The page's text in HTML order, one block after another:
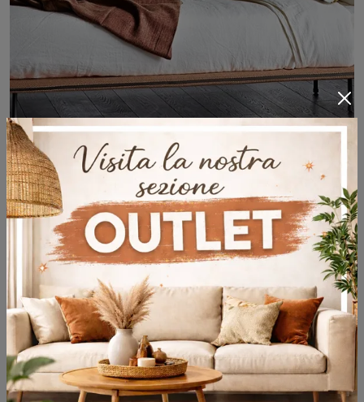
Thin
Tıklayarak Bonaldo tarafından tasarlanan tek kişilik yataklar hakkında bilgi edinin! Thin kumaş modeli s